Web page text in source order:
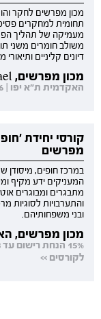
תחומית למחקרים
מעמיקה של תהליך
משולב חומרים משני
דיונים קליניים
מכון מפרשים, MAPS Israel
האקדמית ת"א יפו | 23.10.2026 | יום שישי | 08:30-14:00
קורסי יחידת
מפרשים
במרכז חופים, מיסודן
המעניקים ידע מקיף
מתבגרים ומבוגרים
והתערבויות לסוגיות
ובני משפחותיהם.
מכון מפרשים,
לקורסים >>